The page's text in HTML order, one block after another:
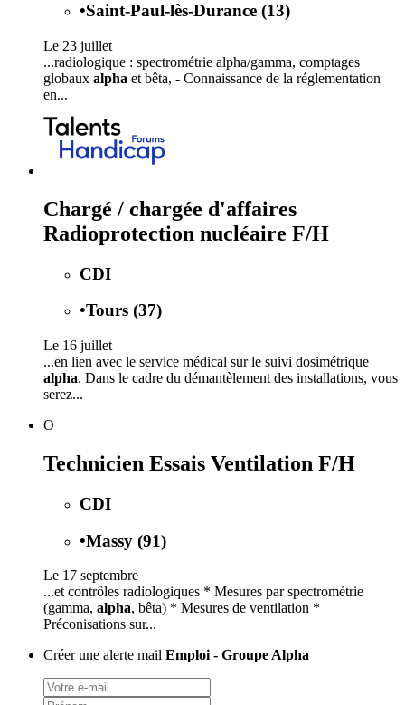
•Saint-Paul-lès-Durance (13)
Le 23 juillet
...radiologique : spectrométrie alpha/gamma, comptages
globaux alpha et bêta, - Connaissance de la réglementation
en...
Chargé / chargée d'affaires
Radioprotection nucléaire F/H
CDI
•Tours (37)
Le 16 juillet
...en lien avec le service médical sur le suivi dosimétrique
alpha. Dans le cadre du démantèlement des installations, vous
serez...
O
Technicien Essais Ventilation F/H
CDI
•Massy (91)
Le 17 septembre
...et contrôles radiologiques * Mesures par spectrométrie
(gamma, alpha, bêta) * Mesures de ventilation *
Préconisations sur...
Créer une alerte mail Emploi - Groupe Alpha